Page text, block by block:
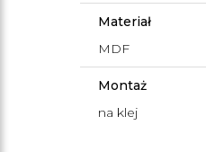
Materiał
MDF
Montaż
na klej